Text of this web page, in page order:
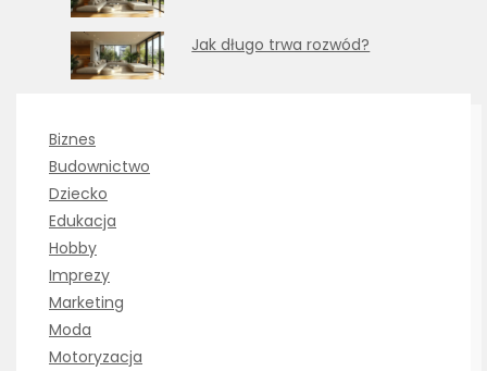
Jak długo trwa rozwód?
Biznes
Budownictwo
Dziecko
Edukacja
Hobby
Imprezy
Marketing
Moda
Motoryzacja